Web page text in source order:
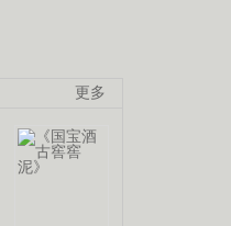
更多